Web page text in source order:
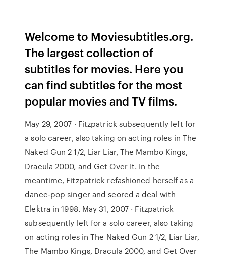
Welcome to Moviesubtitles.org.
The largest collection of
subtitles for movies. Here you
can find subtitles for the most
popular movies and TV films.
May 29, 2007 · Fitzpatrick subsequently left for
a solo career, also taking on acting roles in The
Naked Gun 2 1/2, Liar Liar, The Mambo Kings,
Dracula 2000, and Get Over It. In the
meantime, Fitzpatrick refashioned herself as a
dance-pop singer and scored a deal with
Elektra in 1998. May 31, 2007 · Fitzpatrick
subsequently left for a solo career, also taking
on acting roles in The Naked Gun 2 1/2, Liar Liar,
The Mambo Kings, Dracula 2000, and Get Over